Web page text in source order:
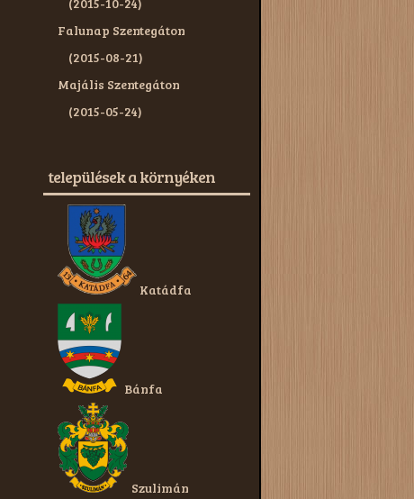
Falunap Szentegáton
(2015-08-21)
Majális Szentegáton
(2015-05-24)
települések a környéken
Katádfa
Bánfa
Szulimán